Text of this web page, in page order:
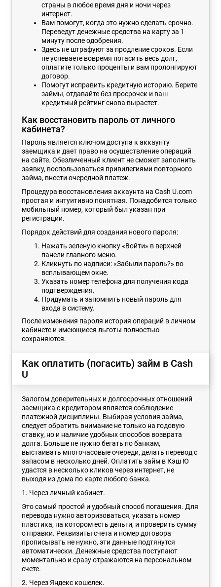
страны в любое время дня и ночи через
интернет.
Вам помогут, когда это нужно сделать срочно.
Переведут денежные средства на карту за 1
минуту после одобрения.
Здесь не штрафуют за продление сроков. Если
не успеваете вовремя погасить весь долг,
оплатите только проценты и вам пролонгируют
договор.
Помогут исправить кредитную историю. Берите
займы, отдавайте без просрочек и ваш
кредитный рейтинг снова вырастет.
Как восстановить пароль от личного
кабинета?
Пароль является ключом доступа к аккаунту
заемщика и дает право на осуществление операций
на сайте. Обезличенный клиент не сможет заполнить
заявку, воспользоваться привилегиями повторного
займа, внести очередной платеж.
Процедура восстановления аккаунта на Cash U.com
простая и интуитивно понятная. Понадобится только
мобильный номер, который был указан при
регистрации.
Порядок действий для создания нового пароля:
Нажать зеленую кнопку «Войти» в верхней
панели главного меню.
Кликнуть по надписи: «Забыли пароль?» во
всплывающем окне.
Указать номер телефона для получения кода
подтверждения.
Придумать и запомнить новый пароль для
входа в систему.
После изменения пароля история операций в личном
кабинете и имеющиеся льготы полностью
сохраняются.
Как оплатить (погасить) займ в Cash
U
Залогом доверительных и долгосрочных отношений
заемщика с кредитором является соблюдение
платежной дисциплины. Выбирая условия займа,
следует обратить внимание не только на годовую
ставку, но и наличие удобных способов возврата
долга. Больше не нужно бегать по банкам,
выстаивать многочасовые очереди, делать перевод с
запасом в несколько дней. Оплатить займ в Кэш Ю
удастся в несколько кликов через интернет, не
выходя из дома по карте любого банка.
1. Через личный кабинет.
Это самый простой и удобный способ погашения. Для
перевода нужно авторизоваться, указать номер
пластика, на котором есть деньги, и проверить сумму
отправки. Реквизиты счета и номер договора
прописывать не нужно, эти данные подтянутся
автоматически. Денежные средства поступают
моментально и сразу отражаются на персональном
счете.
2. Через Яндекс кошелек.